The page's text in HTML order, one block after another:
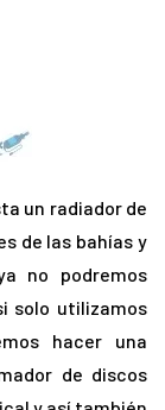
un radiador de
de las bahías y
no podremos
solo utilizamos
hacer una
de discos